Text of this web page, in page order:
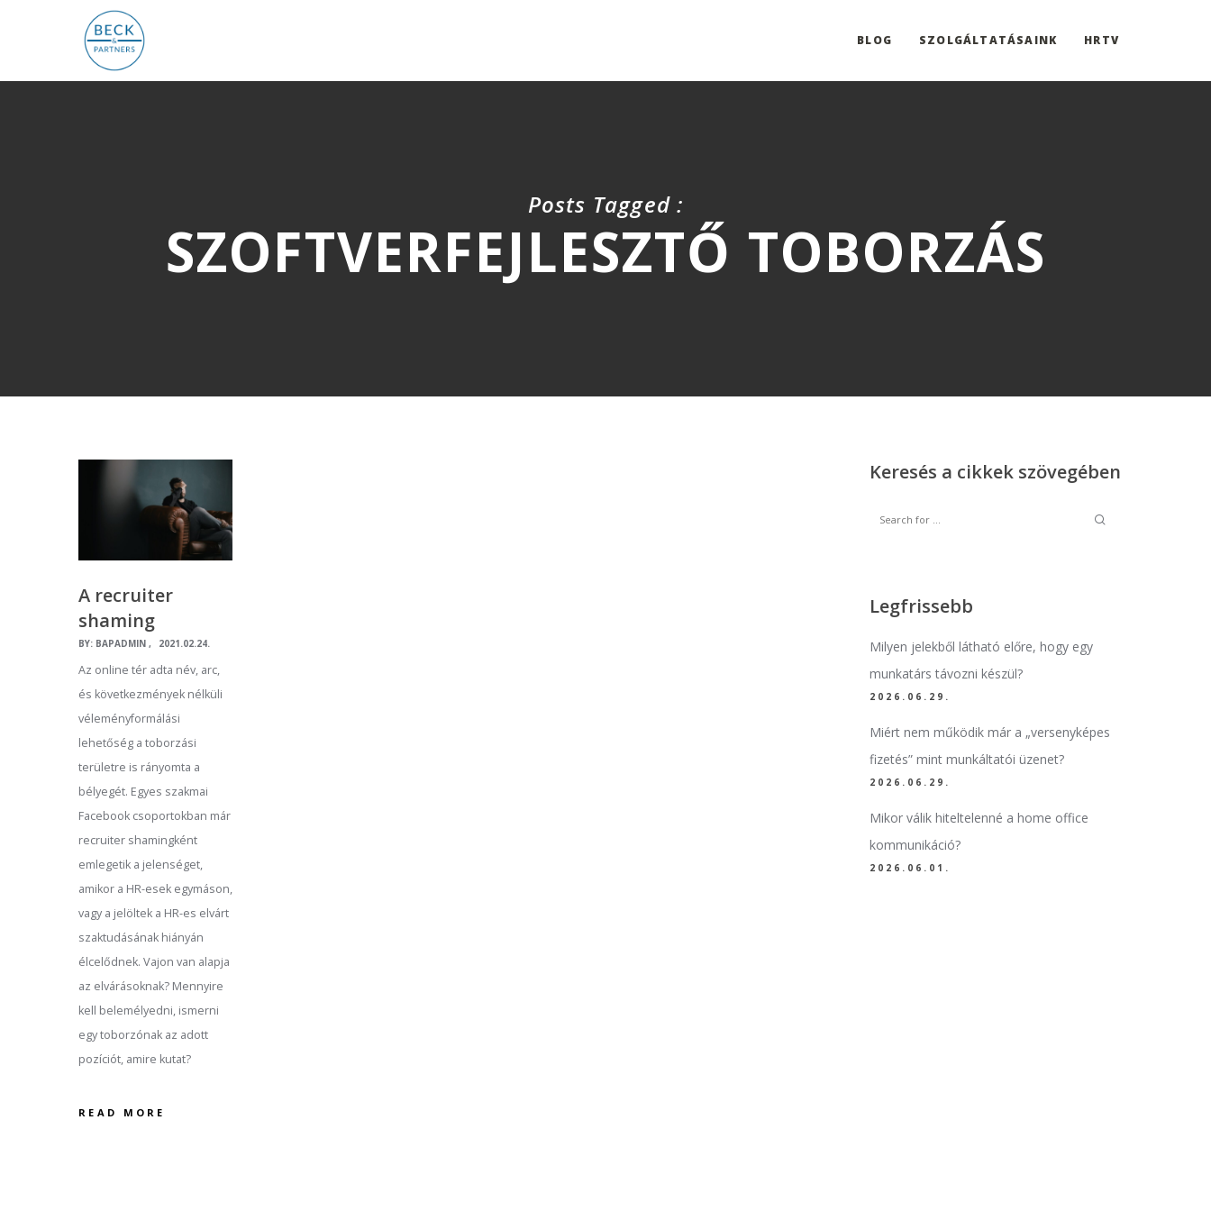
BLOG SZOLGÁLTATÁSAINK HRTV
Posts Tagged :
SZOFTVERFEJLESZTŐ TOBORZÁS
A recruiter
shaming
BY: BAPADMIN 2021.02.24.
Az online tér adta név, arc,
és következmények nélküli
véleményformálási
lehetőség a toborzási
területre is rányomta a
bélyegét. Egyes szakmai
Facebook csoportokban már
recruiter shamingként
emlegetik a jelenséget,
amikor a HR-esek egymáson,
vagy a jelöltek a HR-es elvárt
szaktudásának hiányán
élcelődnek. Vajon van alapja
az elvárásoknak? Mennyire
kell belemélyedni, ismerni
egy toborzónak az adott
pozíciót, amire kutat?
READ MORE
Keresés a cikkek szövegében
Legfrissebb
Milyen jelekből látható előre, hogy egy
munkatárs távozni készül?
2026.06.29.
Miért nem működik már a „versenyképes
fizetés” mint munkáltatói üzenet?
2026.06.29.
Mikor válik hiteltelenné a home office
kommunikáció?
2026.06.01.